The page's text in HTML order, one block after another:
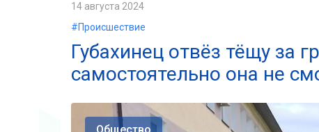
14 августа 2024
#Происшествие
Губахинец отвёз тёщу за
самостоятельно она не